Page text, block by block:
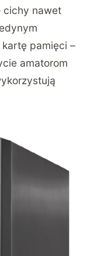
cichy nawet
pamięci –
amatorom